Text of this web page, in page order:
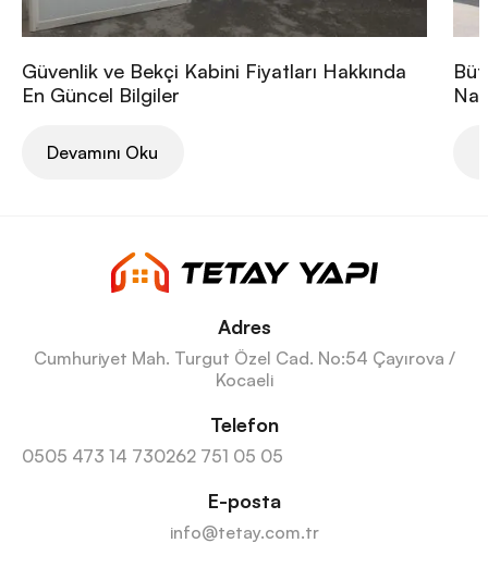
Güvenlik ve Bekçi Kabini Fiyatları Hakkında
En Güncel Bilgiler
Devamını Oku
Adres
Cumhuriyet Mah. Turgut Özel Cad. No:54 Çayırova /
Kocaeli
Telefon
0505 473 14 730262 751 05 05
E-posta
info@tetay.com.tr